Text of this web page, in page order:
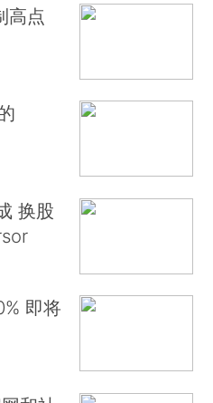
高点
换股
即将